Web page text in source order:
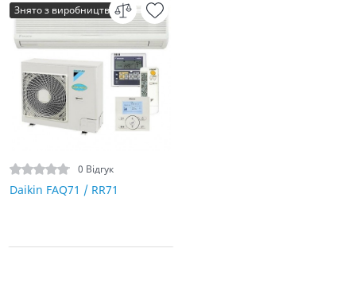
Знято з виробництва
0 Відгук
Daikin FAQ71 / RR71